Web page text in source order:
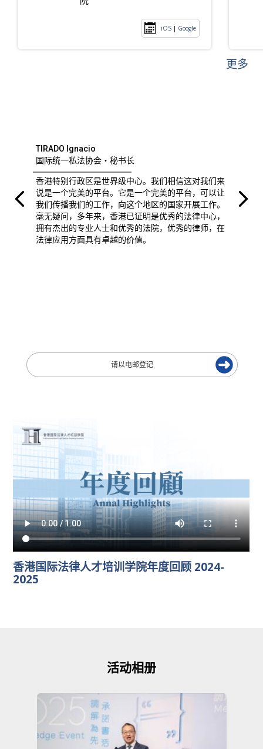
iOS | Google
更多
TIRADO Ignacio
国际统一私法协会・秘书长
香港特别行政区是世界级中心。我们相信这对我们来
说是一个完美的平台。它是一个完美的平台，可以让
我们传播我们的工作，向这个地区的国家开展工作。
毫无疑问，多年来，香港已证明是优秀的法律中心，
拥有杰出的专业人士和优秀的法院，优秀的律师，在
法律应用方面具有卓越的价值。
香港国际法律人才培训学院年度回顾 2024-
2025
活动相册